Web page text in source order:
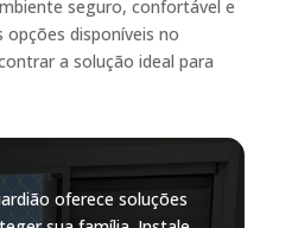
seguro, confortável e
opções disponíveis no
a solução ideal para
oferece soluções